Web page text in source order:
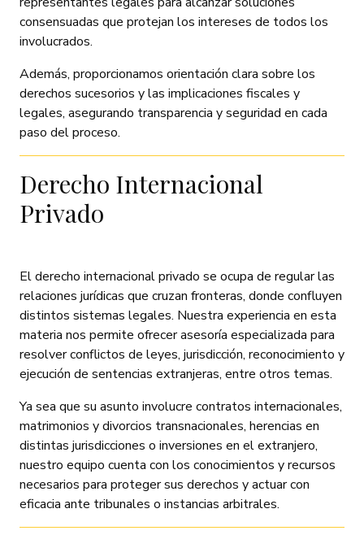
consensuadas que protejan los intereses de todos los
involucrados.
Además, proporcionamos orientación clara sobre los
derechos sucesorios y las implicaciones fiscales y
legales, asegurando transparencia y seguridad en cada
paso del proceso.
Derecho Internacional
Privado
El derecho internacional privado se ocupa de regular las
relaciones jurídicas que cruzan fronteras, donde confluyen
distintos sistemas legales. Nuestra experiencia en esta
materia nos permite ofrecer asesoría especializada para
resolver conflictos de leyes, jurisdicción, reconocimiento y
ejecución de sentencias extranjeras, entre otros temas.
Ya sea que su asunto involucre contratos internacionales,
matrimonios y divorcios transnacionales, herencias en
distintas jurisdicciones o inversiones en el extranjero,
nuestro equipo cuenta con los conocimientos y recursos
necesarios para proteger sus derechos y actuar con
eficacia ante tribunales o instancias arbitrales.